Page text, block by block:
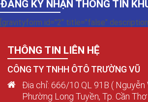
ĐĂNG KÝ NHẬN THÔNG TIN
[gravityform id="2" title="false"
THÔNG TIN LIÊN HỆ
CÔNG TY TNHH ÔTÔ TRƯỜNG VŨ
Địa chỉ: 666/10 QL 91B ( Nguyễn
Phường Long Tuyền, Tp. Cần Thơ